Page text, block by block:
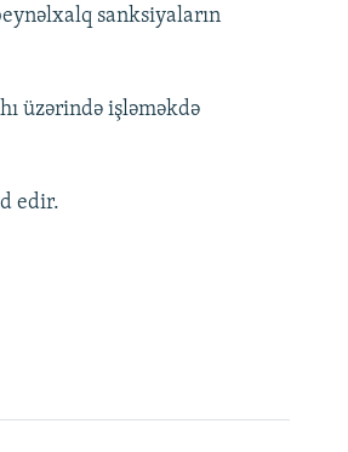
sanksiyaların
üzərində işləməkdə
edir.